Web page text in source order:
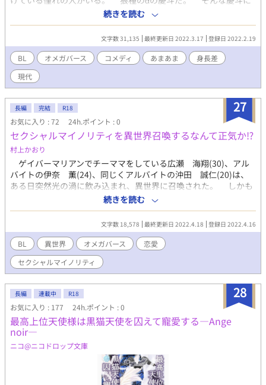
いきなり嫁ぐことが決定した澪。話しかけるのも無理なのに結婚
なんてできるの？ しかも慶斗は事情があるらしくー…
続きを読む
文字数 31,135 最終更新日 2022.3.17 登録日 2022.2.19
BL オメガバース コメディ あまあま
身長差
現代
27
長編 完結 R18
お気に入り : 72 24h.ポイント : 0
セクシャルマイノリティを異世界召喚するなんて正気か⁉
村上かおり
ゲイバーマリアンでチーママをしている広瀬 海翔(30)、アル
バイトの伊奈 薫(24)、同じくアルバイトの沖田 誠仁(20)は、
ある日突然光の渦に飲み込まれ、異世界に召喚された。 しかも
いきなり「私の花嫁」と言われても意味が分からない。しかも隣
では薫君が厳つくて大きいケモミミの生えた男に「俺の番」なん
て言われてる。誠仁君は、すぐ傍にいないみたいだ。 異世界に
召喚された3人のセクシャルマイノリティな男子たちがオメガだと
言われたり、番だと言われたりして相手とラブラブしていく話で
す。 取り合えず一人ずつ話を上げていきますので、長めになる
と思います。 またオメガバースの設定もところどころ自己流が
入るかもしれませんが、そこのところは何となく流していただけ
れば。 オメガバースものですが、広瀬、伊奈の2人は番ができ
るので、オメガバース色は少な目かも。沖田君は、お相手が2人に
なるやも。
続きを読む
文字数 18,578 最終更新日 2022.4.18 登録日 2022.4.16
BL 異世界 オメガバース
恋愛
セクシャルマイノリティ
28
長編 連載中 R18
お気に入り : 177 24h.ポイント : 0
最高上位天使様は黒猫天使を囚えて寵愛する―Ange
noir―
ニコ@ニコドロップ文庫